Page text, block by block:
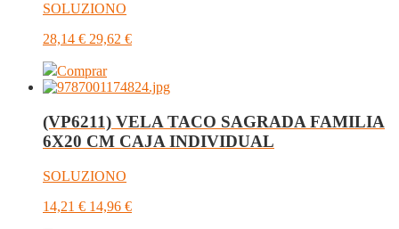
SOLUZIONO
28,14 € 29,62 €
Comprar
(VP6211) VELA TACO SAGRADA FAMILIA
6X20 CM CAJA INDIVIDUAL
SOLUZIONO
14,21 € 14,96 €